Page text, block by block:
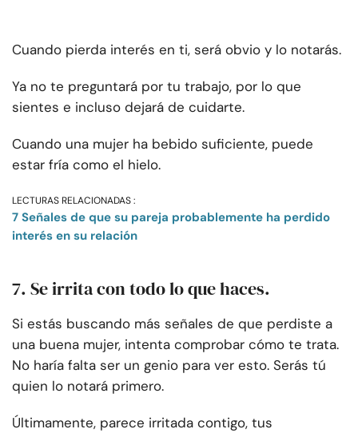
Cuando pierda interés en ti, será obvio y lo notarás.
Ya no te preguntará por tu trabajo, por lo que
sientes e incluso dejará de cuidarte.
Cuando una mujer ha bebido suficiente, puede
estar fría como el hielo.
LECTURAS RELACIONADAS :
7 Señales de que su pareja probablemente ha perdido
interés en su relación
7. Se irrita con todo lo que haces.
Si estás buscando más señales de que perdiste a
una buena mujer, intenta comprobar cómo te trata.
No haría falta ser un genio para ver esto. Serás tú
quien lo notará primero.
Últimamente, parece irritada contigo, tus